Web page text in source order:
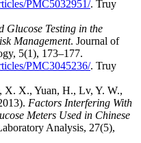
PMC5032951/. Truy
Glucose Testing in the
Management. Journal of
5(1), 173–177.
PMC3045236/. Truy
X. X., Yuan, H., Lv, Y. W.,
Factors Interfering With
Meters Used in Chinese
Analysis, 27(5),